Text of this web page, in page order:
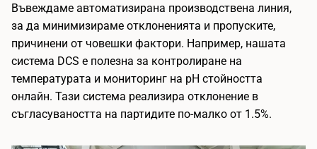
Въвеждаме автоматизирана производствена линия,
за да минимизираме отклоненията и пропуските,
причинени от човешки фактори. Например, нашата
система DCS е полезна за контролиране на
температурата и мониторинг на pH стойността
онлайн. Тази система реализира отклонение в
съгласуваността на партидите по-малко от 1.5%.